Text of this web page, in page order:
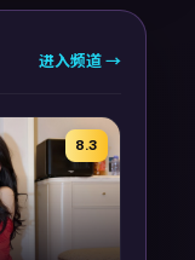
进入频道 →
8.3